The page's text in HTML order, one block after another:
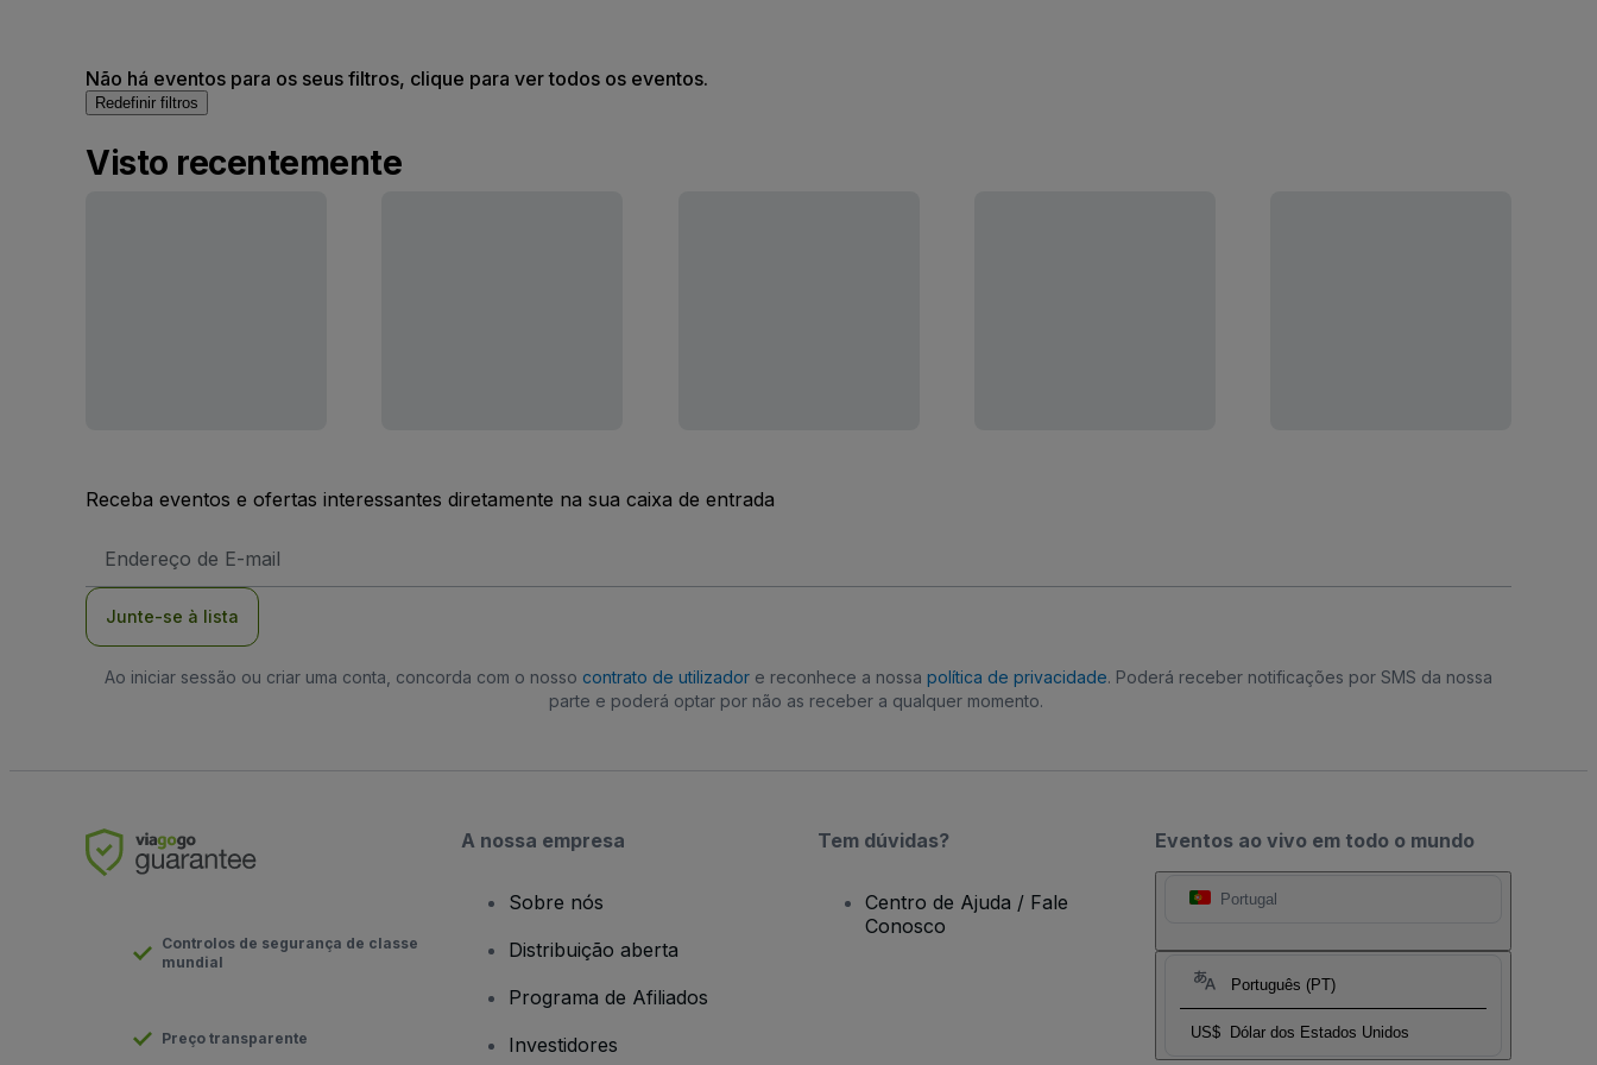
Não há eventos para os seus filtros, clique para ver todos os eventos.
Redefinir filtros
Visto recentemente
Receba eventos e ofertas interessantes diretamente na sua caixa de entrada
de
Junte-se à lista
Ao iniciar sessão ou criar uma conta, concorda com o nosso contrato de utilizador e reconhece a nossa política de privacidade. Poderá receber notificações por SMS da nossa
parte e poderá optar por não as receber a qualquer momento.
Eventos ao vivo em todo o mundo
Portugal
Português (PT)
US$ Dólar dos Estados Unidos
Controlos de segurança de classe
mundial
Preço transparente
A nossa empresa
Sobre nós
Distribuição aberta
Programa de Afiliados
Investidores
Tem dúvidas?
Centro de Ajuda / Fale
Conosco